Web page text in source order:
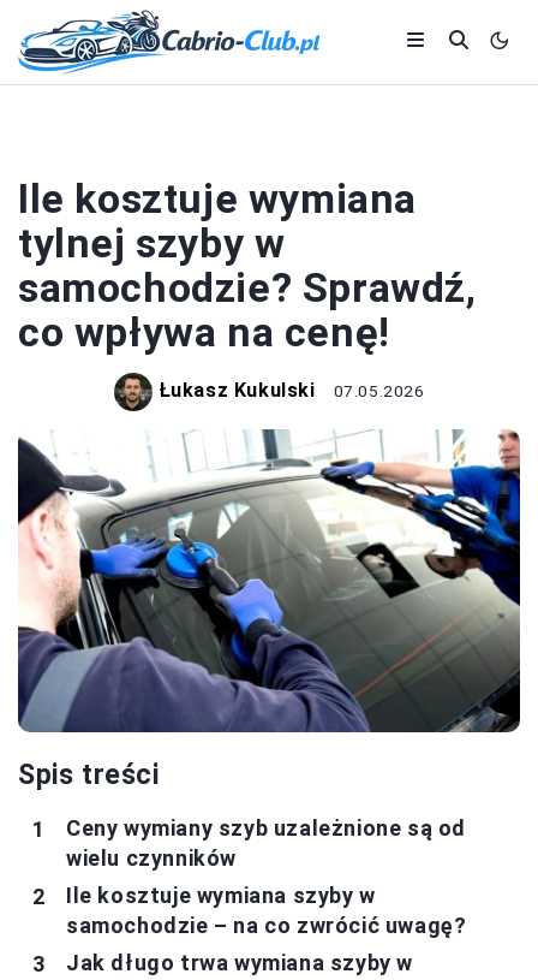
Ile kosztuje wymiana
tylnej szyby w
samochodzie? Sprawdź,
co wpływa na cenę!
Łukasz Kukulski 07.05.2026
Spis treści
Ceny wymiany szyb uzależnione są od
wielu czynników
Ile kosztuje wymiana szyby w
samochodzie – na co zwrócić uwagę?
Jak długo trwa wymiana szyby w